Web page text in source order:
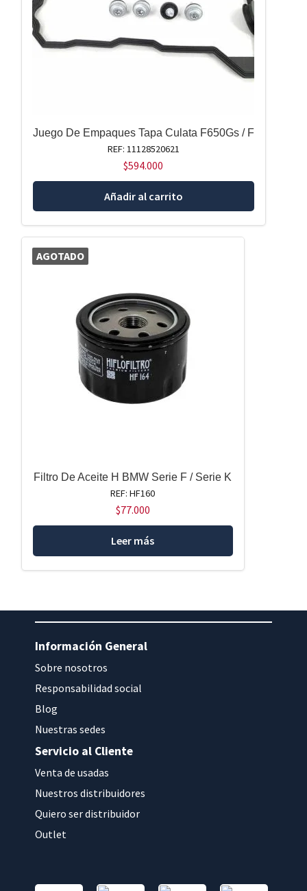
Juego De Empaques Tapa Culata F650Gs / F
REF: 11128520621
$594.000
Añadir al carrito
AGOTADO
Filtro De Aceite H BMW Serie F / Serie K
REF: HF160
$77.000
Leer más
Información General
Sobre nosotros
Responsabilidad social
Blog
Nuestras sedes
Servicio al Cliente
Venta de usadas
Nuestros distribuidores
Quiero ser distribuidor
Outlet